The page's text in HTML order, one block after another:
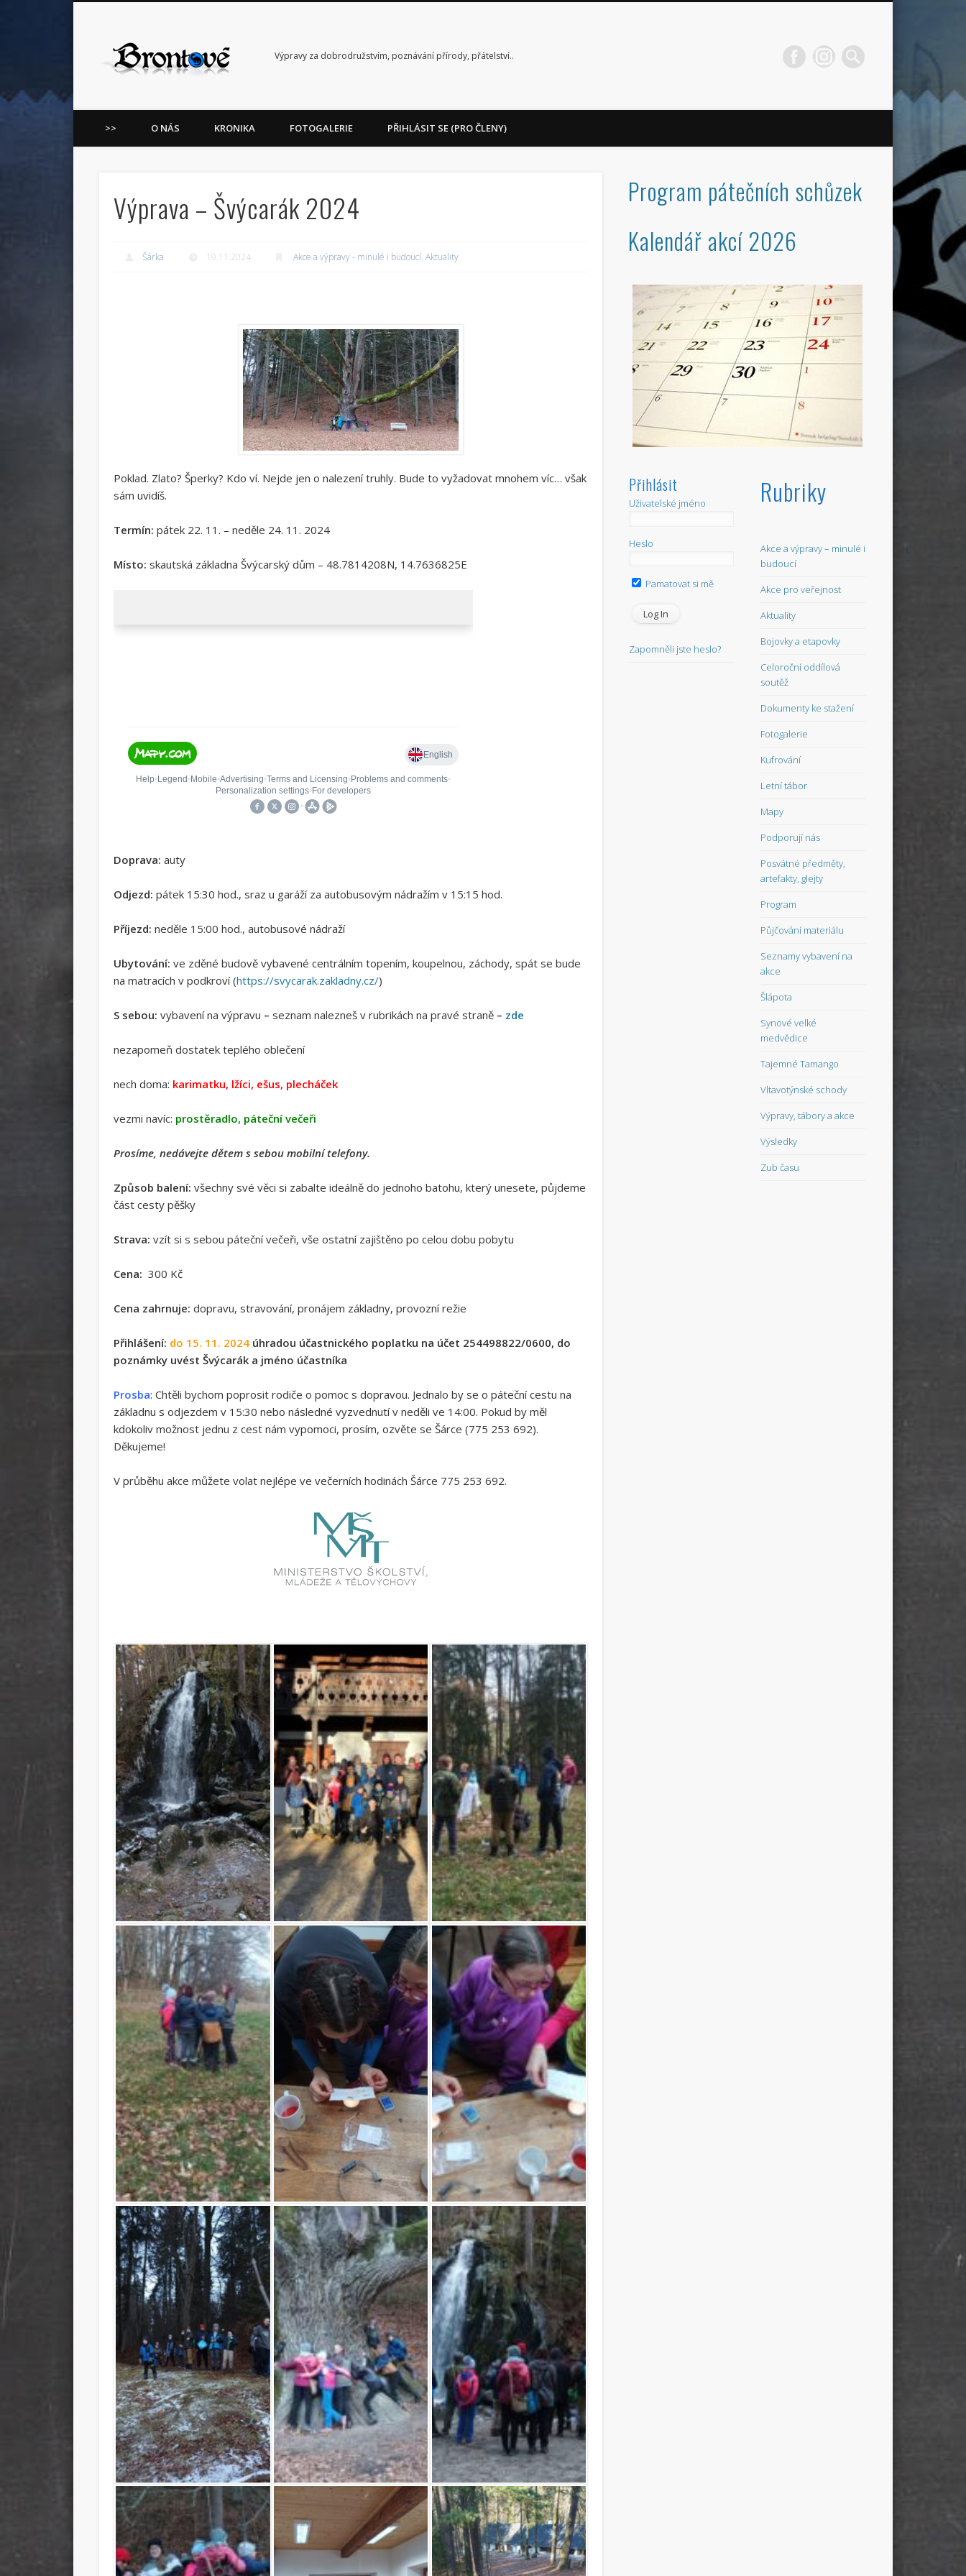
Výpravy za dobrodružstvím, poznávání přírody, přátelství..
LinkedIn
>> O NÁS KRONIKA FOTOGALERIE PŘIHLÁSIT SE (PRO ČLENY)
Výprava – Švýcarák 2024
Šárka 19.11.2024 Akce a výpravy - minulé i budoucí,Aktuality
Poklad. Zlato? Šperky? Kdo ví. Nejde jen o nalezení truhly. Bude to vyžadovat mnohem víc… však
sám uvidíš.
Termín: pátek 22. 11. – neděle 24. 11. 2024
Místo: skautská základna Švýcarský dům – 48.7814208N, 14.7636825E
Doprava:auty
Odjezd: pátek 15:30 hod., sraz u garáží za autobusovým nádražím v 15:15 hod.
Příjezd: neděle 15:00 hod., autobusové nádraží
Ubytování:ve zděné budově vybavené centrálním topením, koupelnou, záchody, spát se bude
na matracích v podkroví (https://svycarak.zakladny.cz/)
S sebou: vybavení na výpravu – seznam nalezneš v rubrikách na pravé straně – zde
nezapomeň dostatek teplého oblečení
nech doma: karimatku, lžíci, ešus, plecháček
vezmi navíc: prostěradlo, páteční večeři
Prosíme, nedávejte dětem s sebou mobilní telefony.
Způsob balení:všechny své věci si zabalte ideálně do jednoho batohu, který unesete, půjdeme
část cesty pěšky
Strava: vzít si s sebou páteční večeři, vše ostatní zajištěno po celou dobu pobytu
Cena: 300 Kč
Cena zahrnuje: dopravu, stravování, pronájem základny, provozní režie
Přihlášení: do 15. 11. 2024 úhradou účastnického poplatku na účet 254498822/0600, do
poznámky uvést Švýcarák a jméno účastníka
Prosba: Chtěli bychom poprosit rodiče o pomoc s dopravou. Jednalo by se o páteční cestu na
základnu s odjezdem v 15:30 nebo následné vyzvednutí v neděli ve 14:00. Pokud by měl
kdokoliv možnost jednu z cest nám vypomoci, prosím, ozvěte se Šárce (775 253 692).
Děkujeme!
V průběhu akce můžete volat nejlépe ve večerních hodinách Šárce 775 253 692.
Program pátečních schůzek
Kalendář akcí 2026
Přihlásit
Uživatelské jméno
Heslo
Pamatovat si mě
Zapomněli jste heslo?
Rubriky
Akce a výpravy – minulé i
budoucí
Akce pro veřejnost
Aktuality
Bojovky a etapovky
Celoroční oddílová
soutěž
Dokumenty ke stažení
Fotogalerie
Kufrování
Letní tábor
Mapy
Podporují nás
Posvátné předměty,
artefakty, glejty
Program
Půjčování materiálu
Seznamy vybavení na
akce
Šlápota
Synové velké
medvědice
Tajemné Tamango
Vltavotýnské schody
Výpravy, tábory a akce
Výsledky
Zub času